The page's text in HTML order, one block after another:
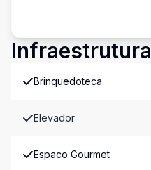
Infraestrutura
Brinquedoteca
Elevador
Espaco Gourmet